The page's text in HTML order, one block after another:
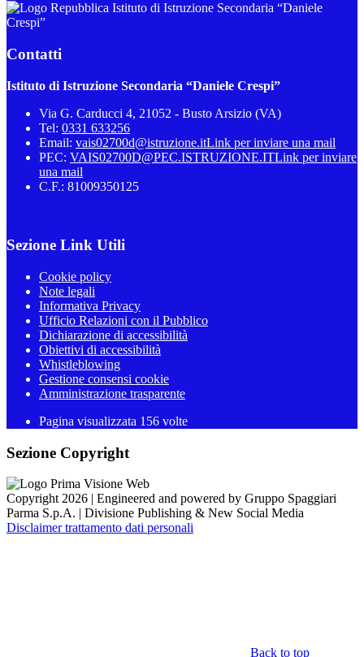
Istituto di Istruzione Secondaria “Daniele
Crespi”
Contatti
Istituto di Istruzione Secondaria “Daniele Crespi”
Via G. Carducci 4, 21052 - Busto Arsizio (VA)
Tel: 0331 633256
Email: vais02700d@istruzione.itLink per inviare una mail
PEC: VAIS02700D@PEC.ISTRUZIONE.ITLink per inviare
una mail
C.F.: 81009350125
Sezione Link Utili
Cookie policy
Note legali
Informativa Privacy
Ufficio Relazioni con il Pubblico
Dichiarazione di accessibilità
Obiettivi di accessibilità
Whistleblowing
Gestione consensi cookie
Amministrazione trasparente
Pagina visualizzata 156 volte
Sezione Copyright
Copyright 2026 | Engineered and powered by Gruppo Spaggiari
Parma S.p.A. | Divisione Publishing & New Social Media
Disclaimer trattamento dati personali
Back to top